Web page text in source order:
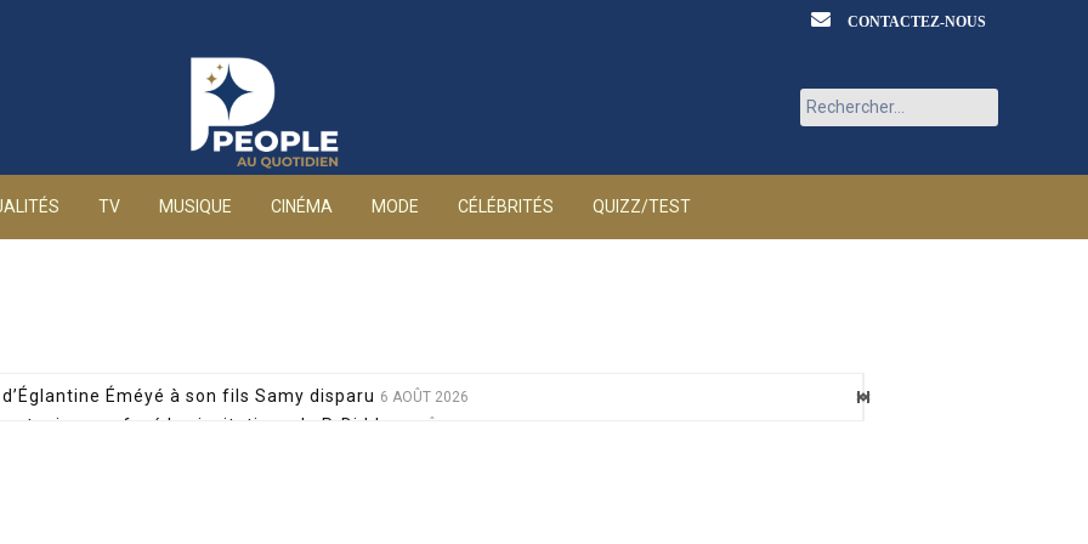
CONTACTEZ-NOUS
People au quotidien
Rechercher :
TV MUSIQUE CINÉMA MODE CÉLÉBRITÉS QUIZZ/TEST
Éméyé à son fils Samy disparu 6 AOÛT 2026
a toujours refusé les invitations de P. Diddy